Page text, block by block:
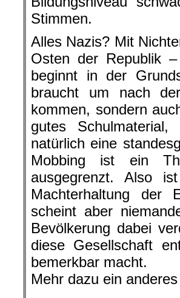
Stimmen.
Alles Nazis? Mit
Osten der Republik
beginnt in der
braucht um nach
kommen, sondern
gutes
natürlich eine
Mobbing ist ein
ausgegrenzt. Also
Machterhaltung der
scheint aber
Bevölkerung dabei
diese Gesellschaft
bemerkbar macht.
Mehr dazu ein